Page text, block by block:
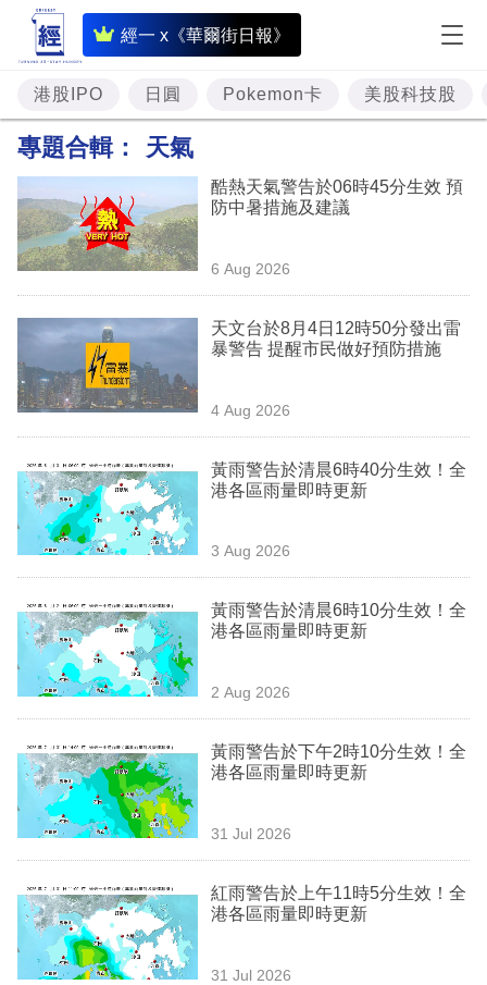
經一 x《華爾街日報》
即
時
財
經
題
投
資
樓
理
商
業
科
技
職
場
生
時
事
欄
訂
閱
港股IPO 日圓 Pokemon卡 美股科技股
專題合輯： 天氣
酷熱天氣警告於06時45分生效 預
防中暑措施及建議
6 Aug 2026
天文台於8月4日12時50分發出雷
暴警告 提醒市民做好預防措施
4 Aug 2026
黃雨警告於清晨6時40分生效！全
港各區雨量即時更新
3 Aug 2026
黃雨警告於清晨6時10分生效！全
港各區雨量即時更新
2 Aug 2026
黃雨警告於下午2時10分生效！全
港各區雨量即時更新
31 Jul 2026
紅雨警告於上午11時5分生效！全
港各區雨量即時更新
31 Jul 2026